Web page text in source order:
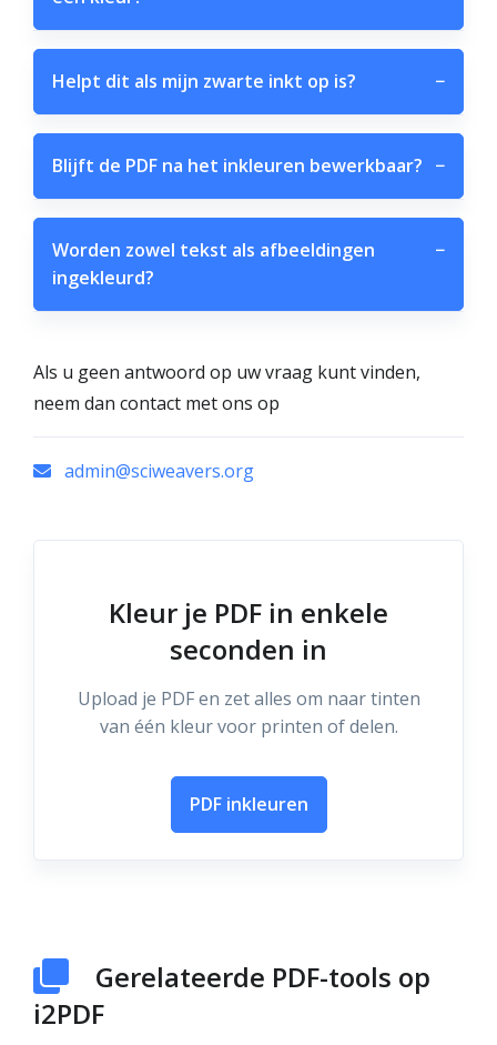
Helpt dit als mijn zwarte inkt op is? −
Blijft de PDF na het inkleuren bewerkbaar? −
Worden zowel tekst als afbeeldingen
ingekleurd?
−
Als u geen antwoord op uw vraag kunt vinden,
neem dan contact met ons op
admin@sciweavers.org
Kleur je PDF in enkele
seconden in
Upload je PDF en zet alles om naar tinten
van één kleur voor printen of delen.
PDF inkleuren
Gerelateerde PDF-tools op
i2PDF